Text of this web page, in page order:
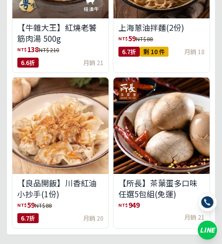
【牛雜大王】紅燒老饕
筋肉湯 500g
NT$ 138NT$ 210
6.6折 月銷 21
上海蔥油拌麵(2份)
NT$59NT$ 88
6.7折 剩 10 件 月銷 18
【良品開飯】川香紅油
小抄手(1份)
NT$59NT$ 88
6.7折 月銷 20
【所長】茶葉蛋多口味
任選5包組(免運)
NT$ 949
月銷 21
LINE